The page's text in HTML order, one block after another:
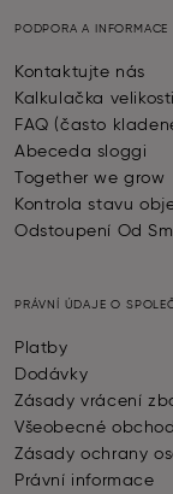
PODPORA A INFORMACE
Kontaktujte nás
Kalkulačka
FAQ (často
Abeceda sloggi
Together we grow
Kontrola stavu
Odstoupení Od
PRÁVNÍ ÚDAJE O
Platby
Dodávky
Zásady vrácení
Všeobecné
Zásady ochrany
Právní informace